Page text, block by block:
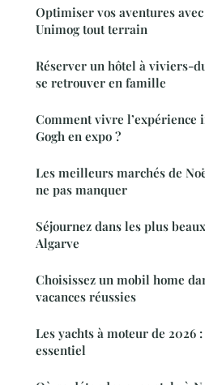
Optimiser vos aventures
Unimog tout terrain
Réserver un hôtel à viviers-
se retrouver en famille
Comment vivre l’expérience
Gogh en expo ?
Les meilleurs marchés de
ne pas manquer
Séjournez dans les plus
Algarve
Choisissez un mobil home
vacances réussies
Les yachts à moteur de 2026
essentiel